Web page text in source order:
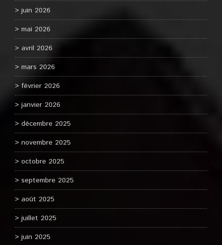
juin 2026
mai 2026
avril 2026
mars 2026
février 2026
janvier 2026
décembre 2025
novembre 2025
octobre 2025
septembre 2025
août 2025
juillet 2025
juin 2025